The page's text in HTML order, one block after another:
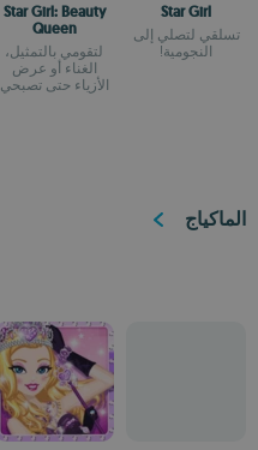
Star Girl
تسلقي لتصلي إلى
النجومية!
Star Girl: Beauty
Queen
لتقومي بالتمثيل،
الغناء أو عرض
الأزياء حتى تصبحي
الماكياج